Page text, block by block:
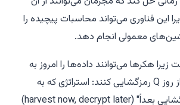
این فناوری می‌تواند محاسبات پیچیده را
معمولی انجام دهد.
هکرها می‌توانند داده‌ها را امروز به
سرقت ببرند تا پس از روز Q رمزگشایی کنند: استراتژی که به
"برداشت امروز، رمزگشایی بعداً" (harvest now, decrypt later)